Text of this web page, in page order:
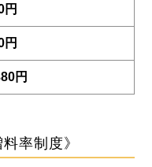
円
円
円
率制度》